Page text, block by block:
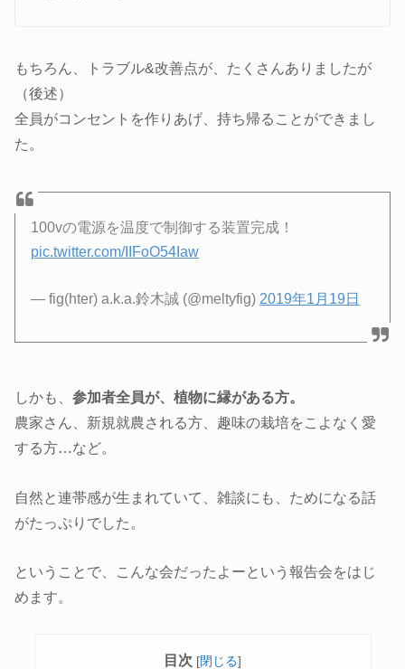
もちろん、トラブル&改善点が、たくさんありましたが
（後述）
全員がコンセントを作りあげ、持ち帰ることができまし
た。
100vの電源を温度で制御する装置完成！
pic.twitter.com/IIFoO54Iaw
— fig(hter) a.k.a.鈴木誠 (@meltyfig) 2019年1月19日
しかも、参加者全員が、植物に縁がある方。
農家さん、新規就農される方、趣味の栽培をこよなく愛
する方…など。
自然と連帯感が生まれていて、雑談にも、ためになる話
がたっぷりでした。
ということで、こんな会だったよーという報告会をはじ
めます。
目次 [閉じる]